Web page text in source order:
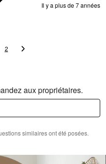
Il y a plus de 7 années
2
aux propriétaires.
similaires ont été posées.